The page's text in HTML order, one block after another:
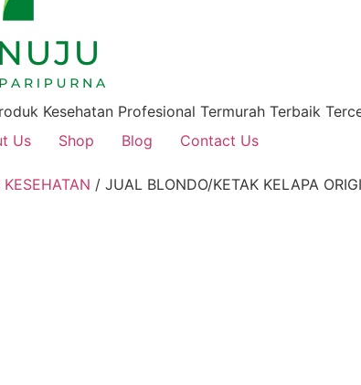
Kesehatan Profesional Termurah Terbaik
Us Shop Blog Contact Us
KESEHATAN / JUAL BLONDO/KETAK KELAPA